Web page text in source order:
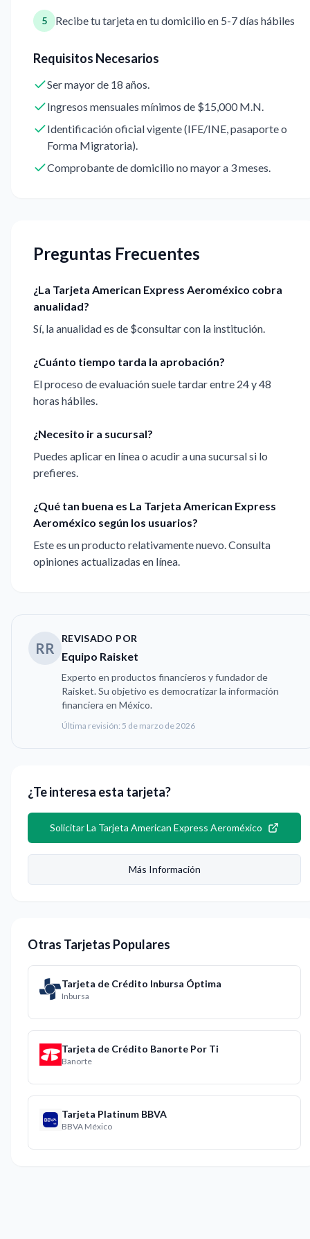
5 Recibe tu tarjeta en tu domicilio en 5-7 días hábiles
Requisitos Necesarios
Ser mayor de 18 años.
Ingresos mensuales mínimos de $15,000 M.N.
Identificación oficial vigente (IFE/INE, pasaporte o
Forma Migratoria).
Comprobante de domicilio no mayor a 3 meses.
Preguntas Frecuentes
¿La Tarjeta American Express Aeroméxico cobra
anualidad?
Sí, la anualidad es de $consultar con la institución.
¿Cuánto tiempo tarda la aprobación?
El proceso de evaluación suele tardar entre 24 y 48
horas hábiles.
¿Necesito ir a sucursal?
Puedes aplicar en línea o acudir a una sucursal si lo
prefieres.
¿Qué tan buena es La Tarjeta American Express
Aeroméxico según los usuarios?
Este es un producto relativamente nuevo. Consulta
opiniones actualizadas en línea.
RR
REVISADO POR
Equipo Raisket
Experto en productos financieros y fundador de
Raisket. Su objetivo es democratizar la información
financiera en México.
Última revisión: 5 de marzo de 2026
¿Te interesa esta tarjeta?
SolicitarLa Tarjeta American Express Aeroméxico
Más Información
Otras Tarjetas Populares
Tarjeta de Crédito Inbursa Óptima
Inbursa
Tarjeta de Crédito Banorte Por Ti
Banorte
Tarjeta Platinum BBVA
BBVA México